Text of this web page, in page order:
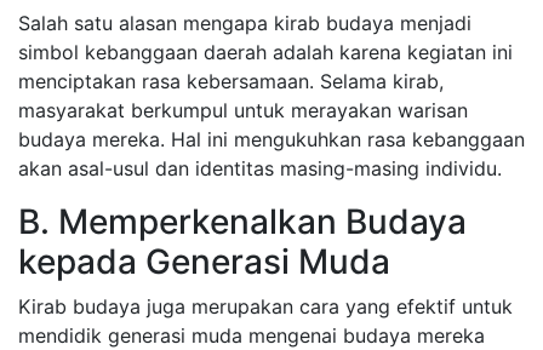
Salah satu alasan mengapa kirab budaya menjadi
simbol kebanggaan daerah adalah karena kegiatan ini
menciptakan rasa kebersamaan. Selama kirab,
masyarakat berkumpul untuk merayakan warisan
budaya mereka. Hal ini mengukuhkan rasa kebanggaan
akan asal-usul dan identitas masing-masing individu.
B. Memperkenalkan Budaya
kepada Generasi Muda
Kirab budaya juga merupakan cara yang efektif untuk
mendidik generasi muda mengenai budaya mereka